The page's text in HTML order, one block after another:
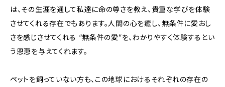
は、その生涯を通して私達に命の尊さを教え、貴重な学びを体験
させてくれる存在でもあります。人間の心を癒し、無条件に愛おし
さを感じさせてくれる “無条件の愛”を、わかりやすく体験するとい
う恩恵を与えてくれます。
ペットを飼っていない方も、この地球におけるそれぞれの存在の